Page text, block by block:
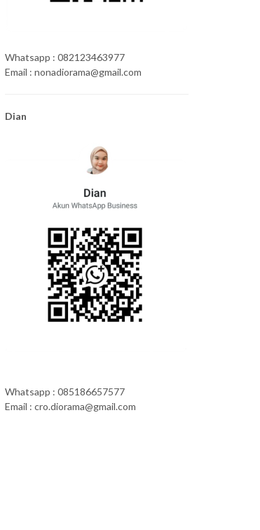
Whatsapp : 082123463977
Email : nonadiorama@gmail.com
Dian
Whatsapp : 085186657577
Email : cro.diorama@gmail.com